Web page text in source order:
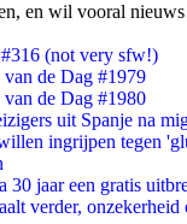
en wil vooral
(not very sfw!)
van de Dag #1979
van de Dag #1980
uit Spanje na
ingrijpen tegen
30 jaar een gratis
verder, onzekerheid